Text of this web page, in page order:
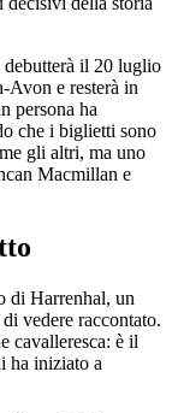
debutterà il 20 luglio
Avon e resterà in
persona ha
che i biglietti sono
gli altri, ma uno
Macmillan e
di Harrenhal, un
vedere raccontato.
cavalleresca: è il
ha iniziato a